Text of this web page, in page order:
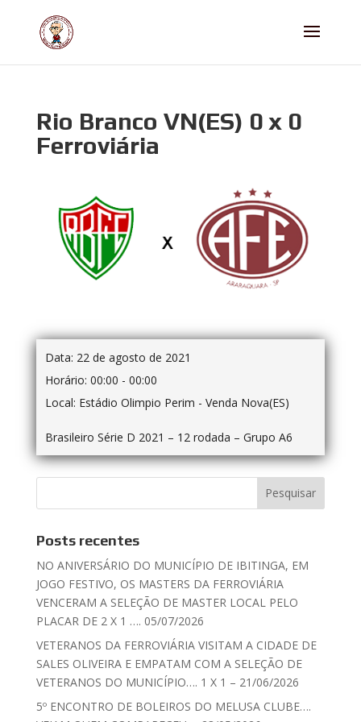
Rio Branco VN(ES) 0 x 0
Ferroviária
Data: 22 de agosto de 2021
Horário: 00:00 - 00:00
Local: Estádio Olimpio Perim - Venda Nova(ES)
Brasileiro Série D 2021 – 12 rodada – Grupo A6
Posts recentes
NO ANIVERSÁRIO DO MUNICÍPIO DE IBITINGA, EM
JOGO FESTIVO, OS MASTERS DA FERROVIÁRIA
VENCERAM A SELEÇÃO DE MASTER LOCAL PELO
PLACAR DE 2 X 1 …. 05/07/2026
VETERANOS DA FERROVIÁRIA VISITAM A CIDADE DE
SALES OLIVEIRA E EMPATAM COM A SELEÇÃO DE
VETERANOS DO MUNICÍPIO…. 1 X 1 – 21/06/2026
5º ENCONTRO DE BOLEIROS DO MELUSA CLUBE….